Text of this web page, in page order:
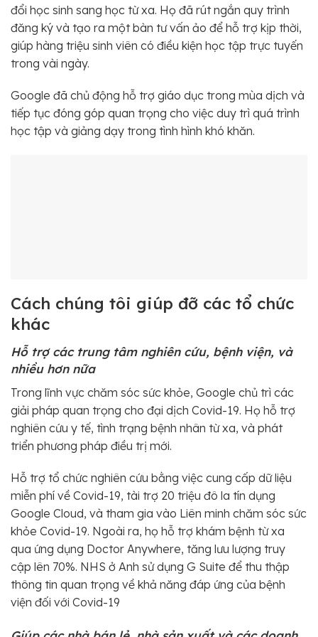
đổi học sinh sang học từ xa. Họ đã rút ngắn quy trình
đăng ký và tạo ra một bàn tư vấn ảo để hỗ trợ kịp thời,
giúp hàng triệu sinh viên có điều kiện học tập trực tuyến
trong vài ngày.
Google đã chủ động hỗ trợ giáo dục trong mùa dịch và
tiếp tục đóng góp quan trọng cho việc duy trì quá trình
học tập và giảng dạy trong tình hình khó khăn.
Cách chúng tôi giúp đỡ các tổ chức
khác
Hỗ trợ các trung tâm nghiên cứu, bệnh viện, và
nhiều hơn nữa
Trong lĩnh vực chăm sóc sức khỏe, Google chủ trì các
giải pháp quan trọng cho đại dịch Covid-19. Họ hỗ trợ
nghiên cứu y tế, tình trạng bệnh nhân từ xa, và phát
triển phương pháp điều trị mới.
Hỗ trợ tổ chức nghiên cứu bằng việc cung cấp dữ liệu
miễn phí về Covid-19, tài trợ 20 triệu đô la tín dụng
Google Cloud, và tham gia vào Liên minh chăm sóc sức
khỏe Covid-19. Ngoài ra, họ hỗ trợ khám bệnh từ xa
qua ứng dụng Doctor Anywhere, tăng lưu lượng truy
cập lên 70%. NHS ở Anh sử dụng G Suite để thu thập
thông tin quan trọng về khả năng đáp ứng của bệnh
viện đối với Covid-19